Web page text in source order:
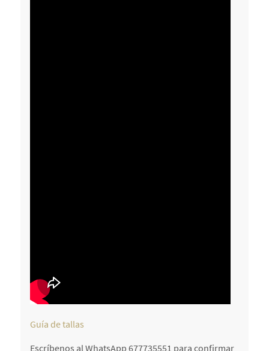
Guía de tallas
Escríbenos al WhatsApp 677735551 para confirmar